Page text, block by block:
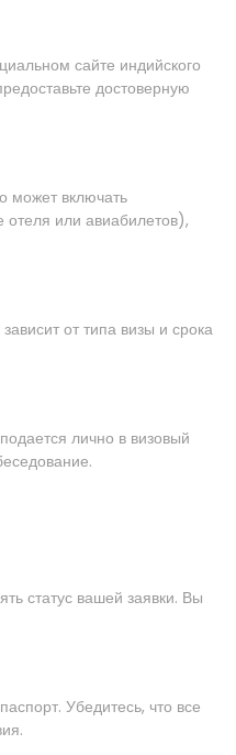
сайте индийского
достоверную
может включать
или авиабилетов),
от типа визы и срока
лично в визовый
статус вашей заявки. Вы
Убедитесь, что все